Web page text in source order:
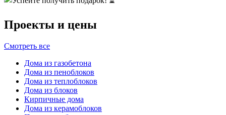
Проекты и цены
Смотреть все
Дома из газобетона
Дома из пеноблоков
Дома из теплоблоков
Дома из блоков
Кирпичные дома
Дома из керамоблоков